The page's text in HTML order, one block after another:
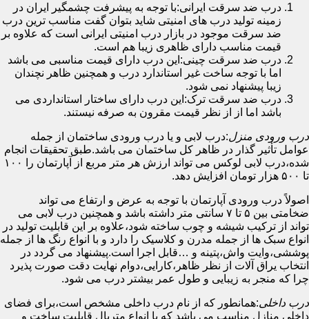
درب ضد سرقت ایرانی:با توجه به پیشرفت چشمگیر ایران در
زمینه تولید درب های امنیتی شاید بتوان گفت مناسب ترین درب
ضد سرقت موجود در بازار درب امنیتی ایرانی است که علاوه بر
قیمت مناسب دارای ظاهری زیبا هم است.
درب ضد سرقت چینی:این درب دارای قیمت مناسبی می باشد
اما با توجه ساخت غیر استاندارد درب و همچنین ظاهر نچندان
زیبا پیشنهاد نمی شود.
درب ضد سرقت ترک:این درب دارای ساختار استانداردی می
باشد اما از از نظر قیمت مقرون به صرفه نیستند.
درب ورودی منزل:درب لابی و یا درب ورودی ساختمان از جمله
عوامل تأثیر گذار در ظاهر کل ساختمان می باشد.طبق تحقیقات انجام
شده،درب لابی لوکس می تواند ارزش هر متر مربع از آپارتمان را ۱۰۰
تا ۵۰۰ هزار تومان افزایش دهد.
اصولاً درب ورودی آپارتمان با توجه به عرض و ارتفاع می تواند
ضخامتی بین ۵ تا ۷ سانتی متر داشته باشد و همچنین درب لابی می
تواند از ترکیب شیشه و چوب ساخته شود،علاوه بر این قابلیت تولید در
انواع سبک ها از جمله مدرن و کلاسیک را دارد و با انواع رنگ ها از جمله
پوششی،وایت واش،پتینه و …قابل اجرا است.پیشنهاد می گردد در
انتخاب یراق آلات از نظر ظاهر،کارایی،دوام نهایت دقت صورت پذیرد
چرا که منجر به زیبایی و طول عمر بیشتر درب می شود.
درب داخلی:همانطور که از نام درب داخلی مشخص است،برای فضای
داخلی منازل مناسب می باشد که با انواع متریال قابلیت ساخت و